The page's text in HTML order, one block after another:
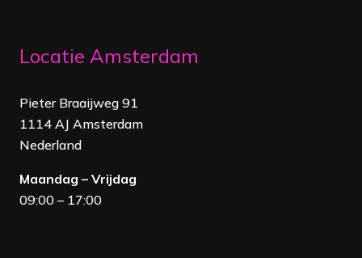
Locatie Amsterdam
Pieter Braaijweg 91
1114 AJ Amsterdam
Nederland
Maandag – Vrijdag
09:00 – 17:00